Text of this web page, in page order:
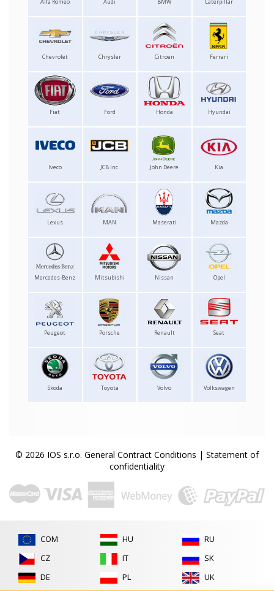
Chevrolet Chrysler Citroen Ferrari
Fiat Ford Honda Hyundai
Iveco JCB Inc. John Deere Kia
Lexus MAN Maserati Mazda
Mercedes-Benz Mitsubishi Nissan Opel
Peugeot Porsche Renault Seat
Skoda Toyota Volvo Volkswagen
© 2026 IOS s.r.o. General Contract Conditions | Statement of
confidentiality
COM
CZ
DE
HU
IT
PL
RU
SK
UK